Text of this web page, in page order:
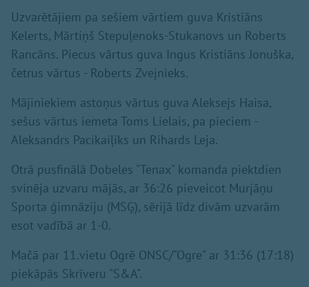
Uzvarētājiem pa sešiem vārtiem guva Kristiāns
Kelerts, Mārtiņš Stepuļenoks-Stukanovs un Roberts
Rancāns. Piecus vārtus guva Ingus Kristiāns Jonuška,
četrus vārtus - Roberts Zvejnieks.
Mājiniekiem astoņus vārtus guva Aleksejs Haisa,
sešus vārtus iemeta Toms Lielais, pa pieciem -
Aleksandrs Pacikaiļiks un Rihards Leja.
Otrā pusfinālā Dobeles "Tenax" komanda piektdien
svinēja uzvaru mājās, ar 36:26 pieveicot Murjāņu
Sporta ģimnāziju (MSĢ), sērijā līdz divām uzvarām
esot vadībā ar 1-0.
Mačā par 11.vietu Ogrē ONSC/"Ogre" ar 31:36 (17:18)
piekāpās Skrīveru "S&A".